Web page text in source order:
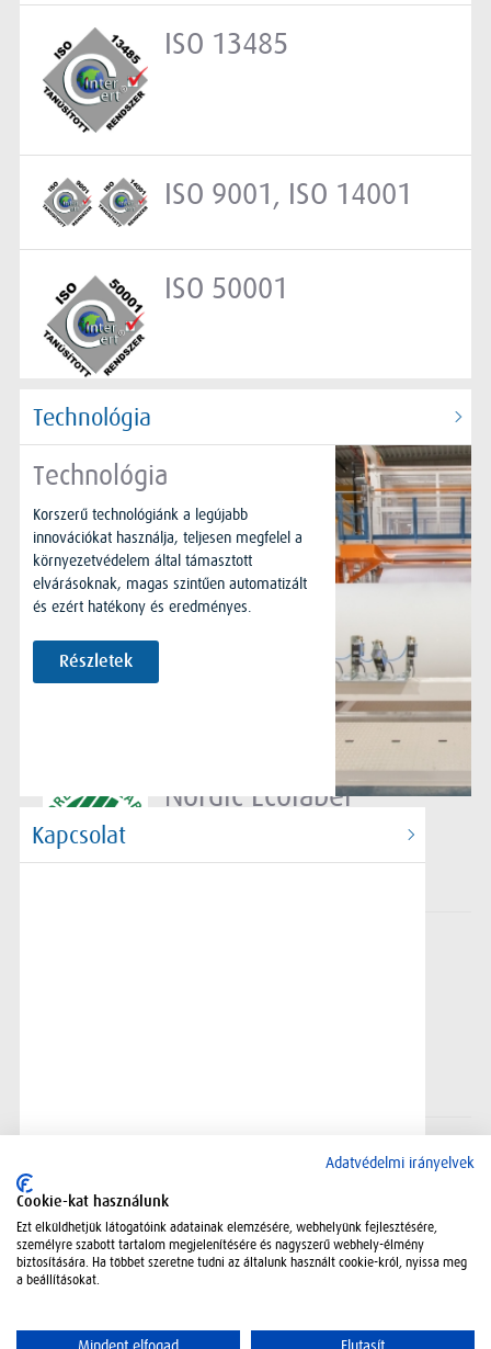
ISO 13485
ISO 9001, ISO 14001
ISO 50001
HACCP
FSC
Nordic Ecolabel
Technológia
Technológia
Korszerű technológiánk a legújabb
innovációkat használja, teljesen megfelel a
környezetvédelem által támasztott
elvárásoknak, magas szintűen automatizált
és ezért hatékony és eredményes.
Részletek
Kapcsolat
Adatvédelmi irányelvek
Cookie-kat használunk
Ezt elküldhetjük látogatóink adatainak elemzésére, webhelyünk fejlesztésére,
személyre szabott tartalom megjelenítésére és nagyszerű webhely-élmény
biztosítására. Ha többet szeretne tudni az általunk használt cookie-król, nyissa meg
a beállításokat.